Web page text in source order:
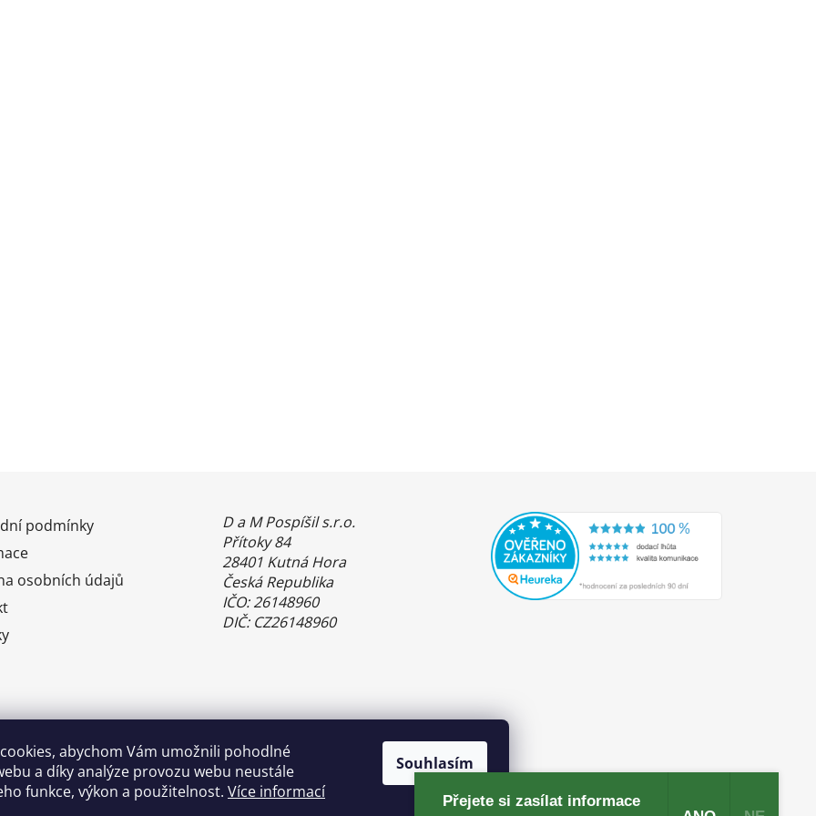
abychom Vám umožnili pohodlné
a díky analýze provozu webu neustále
funkce, výkon a použitelnost. Více informací
Souhlasím
podmínky
osobních údajů
D a M Pospíšil s.r.o.
Přítoky 84
28401 Kutná Hora
Česká Republika
IČO: 26148960
DIČ: CZ26148960
Benefity Pluxee - Sodexo
Přejete si zasílat informace